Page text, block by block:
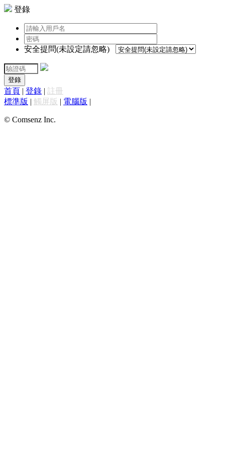
登錄
安全提問(未設定請忽略)
登錄
首頁 | 登錄 | 註冊
標準版 | 觸屏版 | 電腦版 |
© Comsenz Inc.